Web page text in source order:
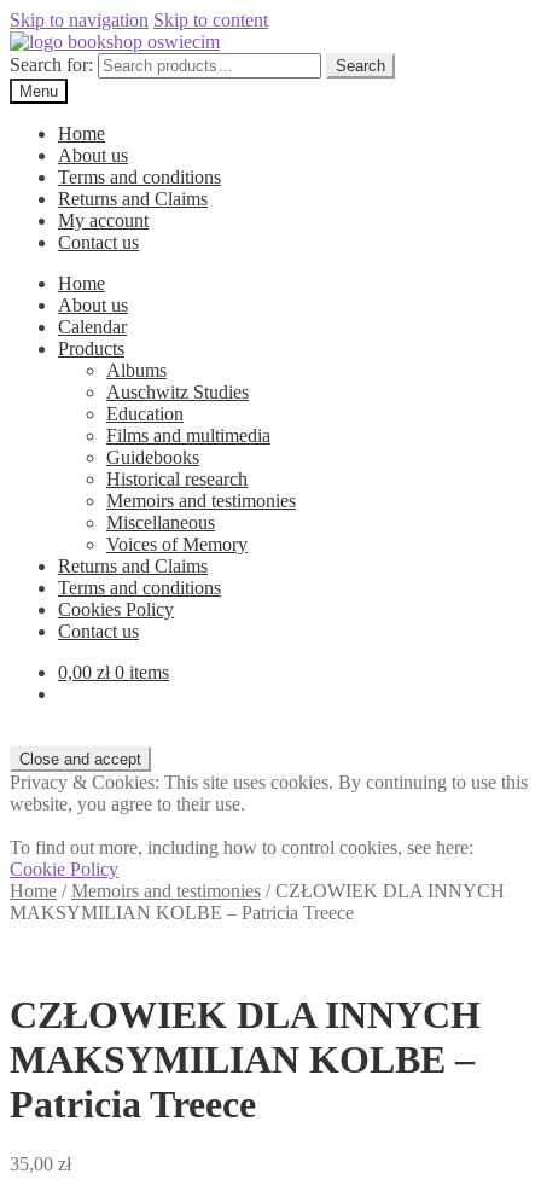
Skip to navigation Skip to content
Search for:
Search
Menu
Home
About us
Terms and conditions
Returns and Claims
My account
Contact us
Home
About us
Calendar
Products
Albums
Auschwitz Studies
Education
Films and multimedia
Guidebooks
Historical research
Memoirs and testimonies
Miscellaneous
Voices of Memory
Returns and Claims
Terms and conditions
Cookies Policy
Contact us
0,00 zł 0 items
Privacy & Cookies: This site uses cookies. By continuing to use this
website, you agree to their use.
To find out more, including how to control cookies, see here:
Cookie Policy
Home /Memoirs and testimonies /CZŁOWIEK DLA INNYCH
MAKSYMILIAN KOLBE – Patricia Treece
CZŁOWIEK DLA INNYCH
MAKSYMILIAN KOLBE –
Patricia Treece
35,00 zł